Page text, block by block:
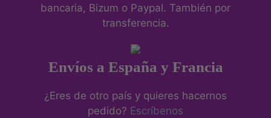
bancaria, Bizum o Paypal. También por
transferencia.
Envíos a España y Francia
¿Eres de otro país y quieres hacernos
pedido? Escríbenos